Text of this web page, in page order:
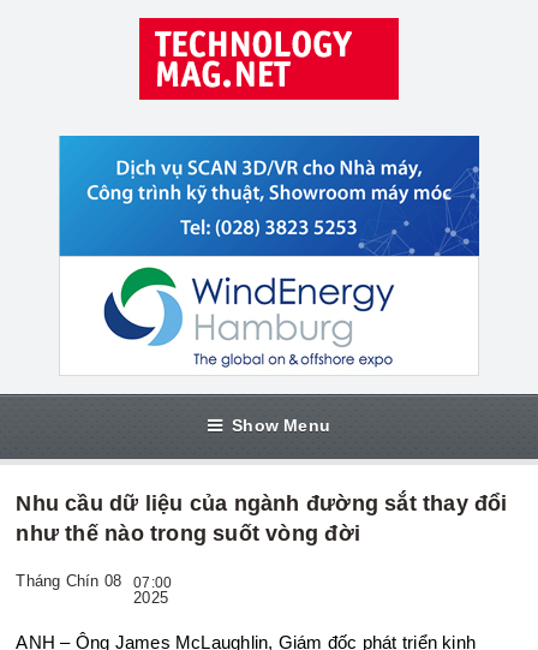
Show Menu
Nhu cầu dữ liệu của ngành đường sắt thay đổi
như thế nào trong suốt vòng đời
Tháng Chín 08 07:00
2025
ANH – Ông James McLaughlin, Giám đốc phát triển kinh